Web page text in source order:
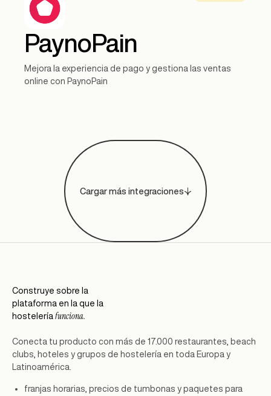
PaynoPain
Mejora la experiencia de pago y gestiona las ventas
online con PaynoPain
Cargar más integraciones
Construye sobre la
plataforma en la que la
hostelería funciona.
Conecta tu producto con más de 17.000 restaurantes, beach
clubs, hoteles y grupos de hostelería en toda Europa y
Latinoamérica.
franjas horarias, precios de tumbonas y paquetes para